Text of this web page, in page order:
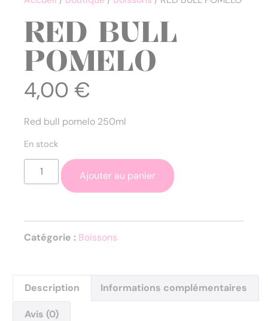
RED BULL
POMELO
4,00 €
Red bull pomelo 250ml
En stock
Ajouter au panier
Catégorie : Boissons
Description Informations complémentaires
Avis (0)